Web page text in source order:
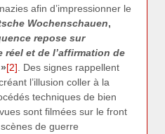
afin d’impressionner le
Wochenschauen,
repose sur
réel et de l’affirmation de
»[2] . Des signes rappellent
l’illusion coller à la
techniques de bien
sont filmées sur le front
de guerre